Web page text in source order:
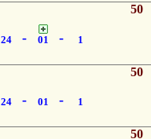
24 - 01 - 1
50
24 - 01 - 1
50
50